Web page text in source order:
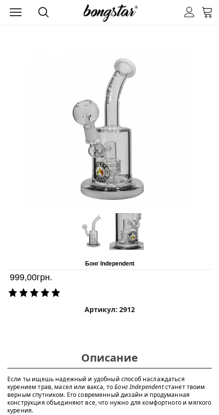
Бонг Independent
999,00грн.
Артикул: 2912
Описание
Если ты ищешь надежный и удобный способ наслаждаться
курением трав, масел или вакса, тоБонг Independentстанет твоим
верным спутником. Его современный дизайн и продуманная
конструкция объединяют все, что нужно для комфортного и мягкого
курения.